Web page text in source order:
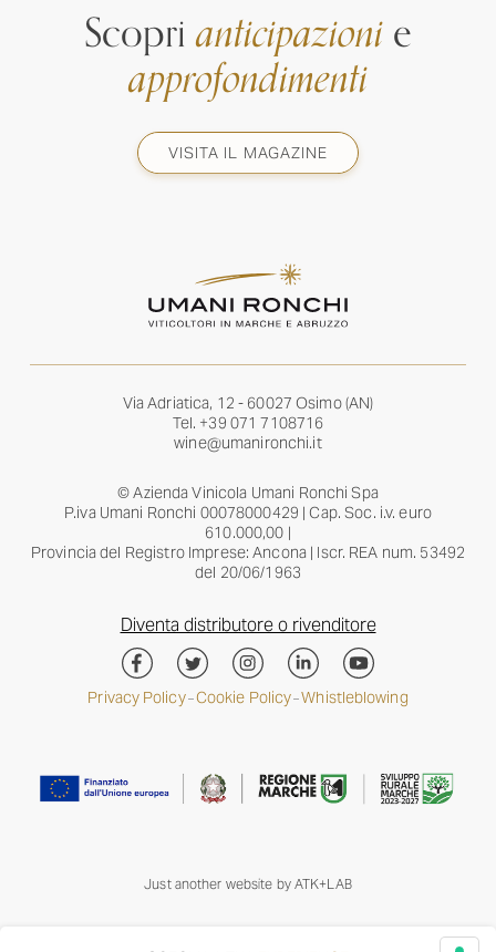
Scoprianticipazionie
approfondimenti
VISITA IL MAGAZINE
Via Adriatica, 12 - 60027 Osimo (AN)
Tel. +39 071 7108716
wine@umanironchi.it
© Azienda Vinicola Umani Ronchi Spa
P.iva Umani Ronchi 00078000429 | Cap. Soc. i.v. euro
610.000,00 |
Provincia del Registro Imprese: Ancona | Iscr. REA num. 53492
del 20/06/1963
Diventa distributore o rivenditore
Privacy Policy–Cookie Policy–Whistleblowing
Just another website by ATK+LAB